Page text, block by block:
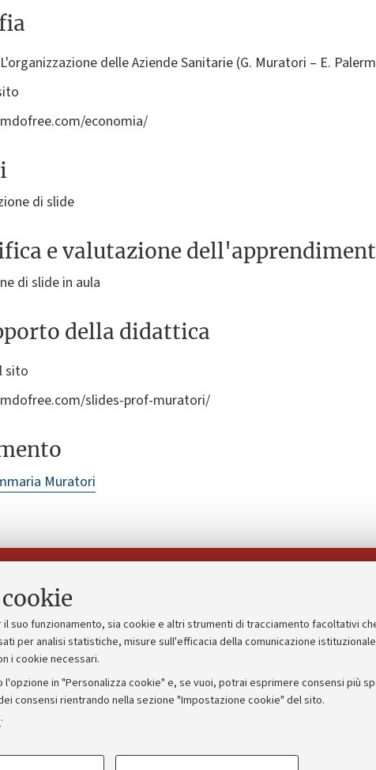
suo funzionamento, sia cookie e altri strumenti di tracciamento facoltativi
per analisi statistiche, misure sull'efficacia della comunicazione
i cookie necessari.
in "Personalizza cookie" e, se vuoi, potrai esprimere consensi più
consensi rientrando nella sezione "Impostazione cookie" del sito.
.
COOKIE TECNICI - NECESSARI
delle Aziende Sanitarie (G. Muratori – E.
economia/
di slide
e valutazione
di slide in aula
della didattica
sito
slides-prof-muratori/
Muratori
e 5x1000
- UniboStore
Bandi, gare e concorsi
Amministrazione trasparente